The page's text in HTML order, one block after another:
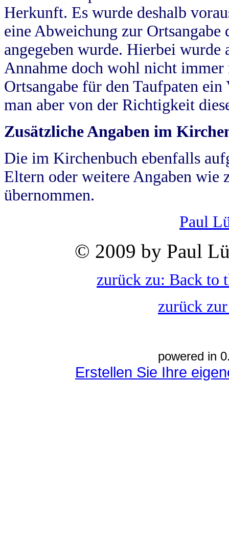
Herkunft. Es wurde deshalb
eine Abweichung zur
angegeben wurde. Hierbei wurde
Annahme doch wohl nicht
Ortsangabe für den Taufpaten
man aber von der Richtigkeit
Zusätzliche Angaben im
Die im Kirchenbuch ebenfalls
Eltern oder weitere Angaben wie
übernommen.
Paul
© 2009 by Paul
zurück zu: Back to
zurück
powered in
Erstellen Sie Ihre